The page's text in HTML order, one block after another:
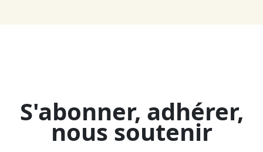
S'abonner, adhérer,
nous soutenir